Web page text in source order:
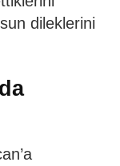
dileklerini